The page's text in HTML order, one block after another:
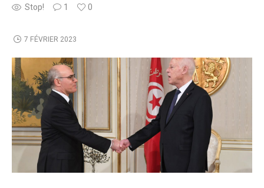
Stop! 1 0
7 FÉVRIER 2023